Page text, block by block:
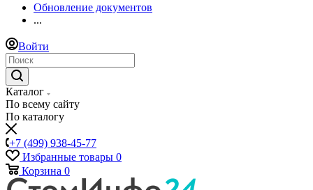
Обновление документов
...
Войти
Каталог
По всему сайту
По каталогу
+7 (499) 938-45-77
Избранные товары 0
Корзина 0